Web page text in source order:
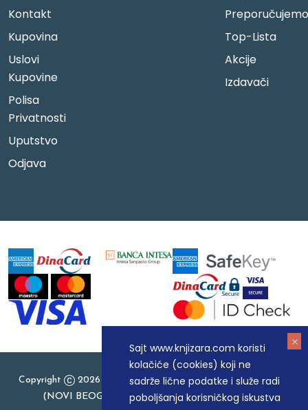
Sajt www.knjizara.com koristi
kolačiće (cookies) koji ne
sadrže lične podatke i služe radi
poboljšanja korisničkog iskustva
Kontakt
Kupovina
Uslovi
Kupovine
Polisa
Privatnosti
Uputstvo
Odjava
Preporučujemo
Top-Lista
Akcije
Izdavači
Copyright
2026 Knjizara.com - MAKART DOO BEOGRAD
(NOVI BEOGRAD), PIB: 105184104, MB: 20337524